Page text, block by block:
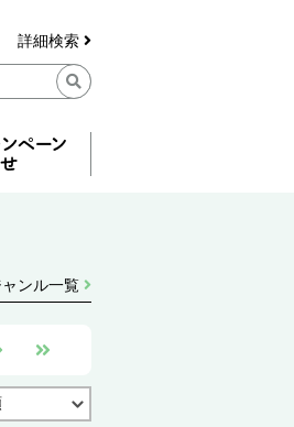
詳細検索
ャンル一覧